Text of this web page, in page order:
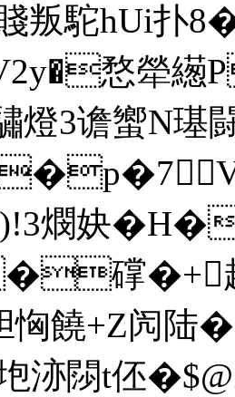
駝hUi扑
愗犖繱
燈3谵蠁N
燘妜
礃�+趃[�
恟饒+Z闶
洂閯t伾